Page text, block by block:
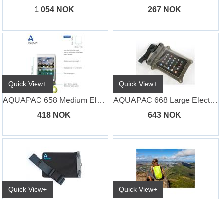
1 054 NOK
267 NOK
Quick View+
AQUAPAC 658 Medium Electronics Case
418 NOK
Quick View+
AQUAPAC 668 Large Electronics Case/iPad
643 NOK
Quick View+ Quick View+